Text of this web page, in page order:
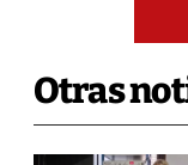
Otras